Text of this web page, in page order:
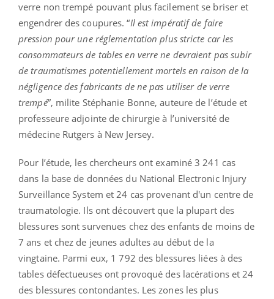
verre non trempé pouvant plus facilement se briser et
engendrer des coupures. “Il est impératif de faire
pression pour une réglementation plus stricte car les
consommateurs de tables en verre ne devraient pas subir
de traumatismes potentiellement mortels en raison de la
négligence des fabricants de ne pas utiliser de verre
trempé”, milite Stéphanie Bonne, auteure de l’étude et
professeure adjointe de chirurgie à l’université de
médecine Rutgers à New Jersey.
Pour l’étude, les chercheurs ont examiné 3 241 cas
dans la base de données du National Electronic Injury
Surveillance System et 24 cas provenant d'un centre de
traumatologie. Ils ont découvert que la plupart des
blessures sont survenues chez des enfants de moins de
7 ans et chez de jeunes adultes au début de la
vingtaine. Parmi eux, 1 792 des blessures liées à des
tables défectueuses ont provoqué des lacérations et 24
des blessures contondantes. Les zones les plus